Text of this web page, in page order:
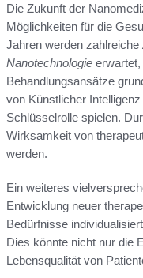
Die Zukunft der
Möglichkeiten für die
Jahren werden zahlreiche
Nanotechnologie
Behandlungsansätze
von Künstlicher
Schlüsselrolle spielen.
Wirksamkeit von
werden.
Ein weiteres
Entwicklung neuer
Bedürfnisse
Dies könnte nicht nur die
Lebensqualität von